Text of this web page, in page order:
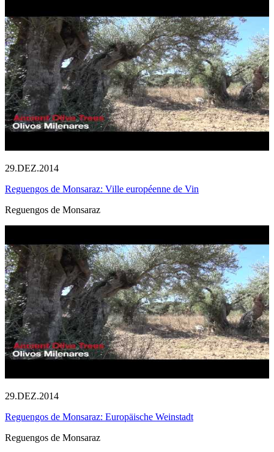
29.DEZ.2014
Reguengos de Monsaraz: Ville européenne de Vin
Reguengos de Monsaraz
29.DEZ.2014
Reguengos de Monsaraz: Europäische Weinstadt
Reguengos de Monsaraz